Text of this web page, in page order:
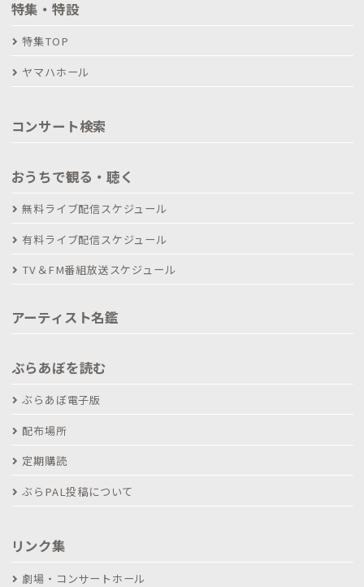
特集・特設
特集TOP
ヤマハホール
コンサート検索
おうちで観る・聴く
無料ライブ配信スケジュール
有料ライブ配信スケジュール
TV＆FM番組放送スケジュール
アーティスト名鑑
ぶらあぼを読む
ぶらあぼ電子版
配布場所
定期購読
ぶらPAL投稿について
リンク集
劇場・コンサートホール